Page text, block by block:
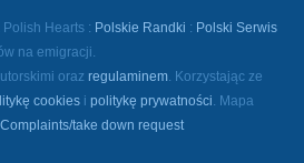
Hearts : Polskie Randki : Polski Serwis
na emigracji.
oraz regulaminem. Korzystając ze
cookies i politykę prywatności. Mapa
Complaints/take down request